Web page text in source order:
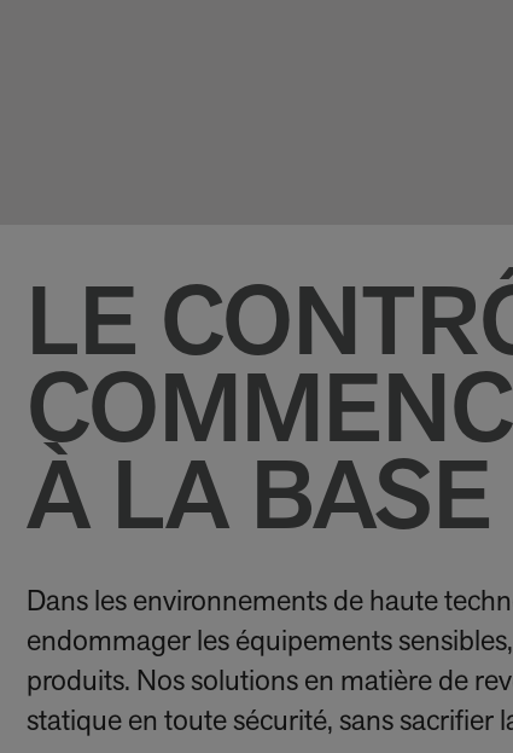
LE
À LA BASE
Dans les environnements de haute
endommager les équipements
produits. Nos solutions en matière de
statique en toute sécurité, sans sacrifier